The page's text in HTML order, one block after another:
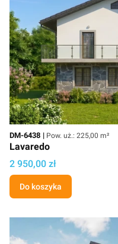
Kod
DM-6438 Powierzchnia użytkowa
Pow. uż.: 225,00 m²
Lavaredo
Cena
2 950,00 zł
Do koszyka